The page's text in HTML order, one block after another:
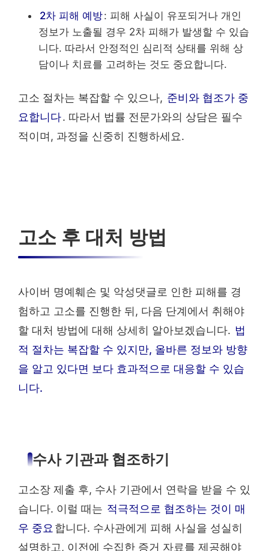
2차 피해 예방: 피해 사실이 유포되거나 개인
정보가 노출될 경우 2차 피해가 발생할 수 있습
니다. 따라서 안정적인 심리적 상태를 위해 상
담이나 치료를 고려하는 것도 중요합니다.
고소 절차는 복잡할 수 있으나, 준비와 협조가 중
요합니다. 따라서 법률 전문가와의 상담은 필수
적이며, 과정을 신중히 진행하세요.
고소 후 대처 방법
사이버 명예훼손 및 악성댓글로 인한 피해를 경
험하고 고소를 진행한 뒤, 다음 단계에서 취해야
할 대처 방법에 대해 상세히 알아보겠습니다. 법
적 절차는 복잡할 수 있지만, 올바른 정보와 방향
을 알고 있다면 보다 효과적으로 대응할 수 있습
니다.
수사 기관과 협조하기
고소장 제출 후, 수사 기관에서 연락을 받을 수 있
습니다. 이럴 때는 적극적으로 협조하는 것이 매
우 중요 합니다. 수사관에게 피해 사실을 성실히
설명하고, 이전에 수집한 증거 자료를 제공해야